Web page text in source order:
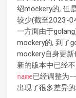
绍mockery的, 但
较少(截至2023-
一方面由于
mockery的, 到了
mockery自身更
新的版本中已经
name已经调整为
出现了很多差异